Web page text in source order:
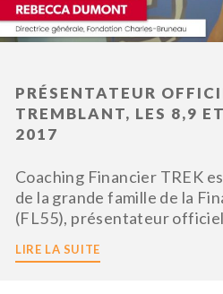
PRÉSENTATEUR
TREMBLANT, LES 8,9
2017
Coaching Financier TREK
de la grande famille de la
(FL55), présentateur officiel
LIRE LA SUITE